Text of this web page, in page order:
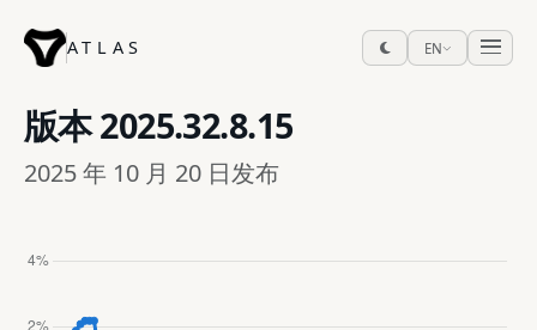
ATLAS EN
版本2025.32.8.15
2025 年 10 月 20 日发布